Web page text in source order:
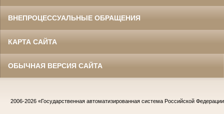
ВНЕПРОЦЕССУАЛЬНЫЕ ОБРАЩЕНИЯ
КАРТА САЙТА
ОБЫЧНАЯ ВЕРСИЯ САЙТА
2006-2026 «Государственная автоматизированная система Российской